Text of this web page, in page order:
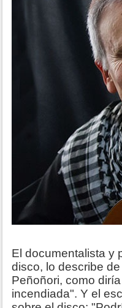
El documentalista y
disco, lo describe
Peñoñori, como
incendiada". Y el